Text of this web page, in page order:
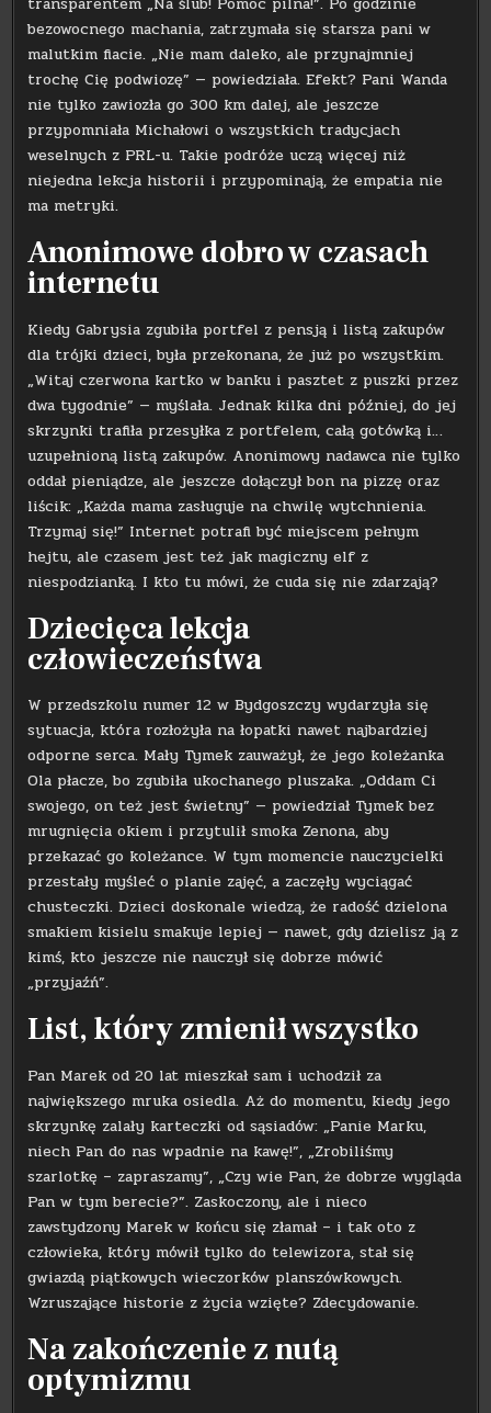
bezowocnego machania, zatrzymała się starsza pani w
malutkim fiacie. „Nie mam daleko, ale przynajmniej
trochę Cię podwiozę” — powiedziała. Efekt? Pani Wanda
nie tylko zawiozła go 300 km dalej, ale jeszcze
przypomniała Michałowi o wszystkich tradycjach
weselnych z PRL-u. Takie podróże uczą więcej niż
niejedna lekcja historii i przypominają, że empatia nie
ma metryki.
Anonimowe dobro w czasach
internetu
Kiedy Gabrysia zgubiła portfel z pensją i listą zakupów
dla trójki dzieci, była przekonana, że już po wszystkim.
„Witaj czerwona kartko w banku i pasztet z puszki przez
dwa tygodnie” — myślała. Jednak kilka dni później, do jej
skrzynki trafiła przesyłka z portfelem, całą gotówką i…
uzupełnioną listą zakupów. Anonimowy nadawca nie tylko
oddał pieniądze, ale jeszcze dołączył bon na pizzę oraz
liścik: „Każda mama zasługuje na chwilę wytchnienia.
Trzymaj się!” Internet potrafi być miejscem pełnym
hejtu, ale czasem jest też jak magiczny elf z
niespodzianką. I kto tu mówi, że cuda się nie zdarzają?
Dziecięca lekcja
człowieczeństwa
W przedszkolu numer 12 w Bydgoszczy wydarzyła się
sytuacja, która rozłożyła na łopatki nawet najbardziej
odporne serca. Mały Tymek zauważył, że jego koleżanka
Ola płacze, bo zgubiła ukochanego pluszaka. „Oddam Ci
swojego, on też jest świetny” — powiedział Tymek bez
mrugnięcia okiem i przytulił smoka Zenona, aby
przekazać go koleżance. W tym momencie nauczycielki
przestały myśleć o planie zajęć, a zaczęły wyciągać
chusteczki. Dzieci doskonale wiedzą, że radość dzielona
smakiem kisielu smakuje lepiej — nawet, gdy dzielisz ją z
kimś, kto jeszcze nie nauczył się dobrze mówić
„przyjaźń”.
List, który zmienił wszystko
Pan Marek od 20 lat mieszkał sam i uchodził za
największego mruka osiedla. Aż do momentu, kiedy jego
skrzynkę zalały karteczki od sąsiadów: „Panie Marku,
niech Pan do nas wpadnie na kawę!”, „Zrobiliśmy
szarlotkę – zapraszamy”, „Czy wie Pan, że dobrze wygląda
Pan w tym berecie?”. Zaskoczony, ale i nieco
zawstydzony Marek w końcu się złamał – i tak oto z
człowieka, który mówił tylko do telewizora, stał się
gwiazdą piątkowych wieczorków planszówkowych.
Wzruszające historie z życia wzięte? Zdecydowanie.
Na zakończenie z nutą
optymizmu